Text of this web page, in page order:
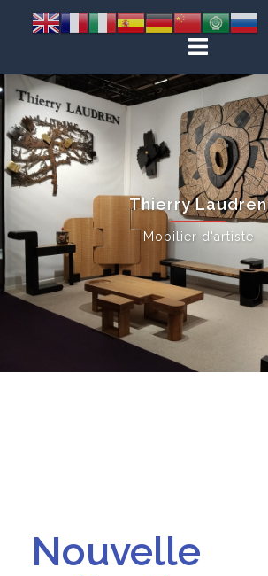
Thierry Laudren
Mobilier d'artiste
Nouvelle